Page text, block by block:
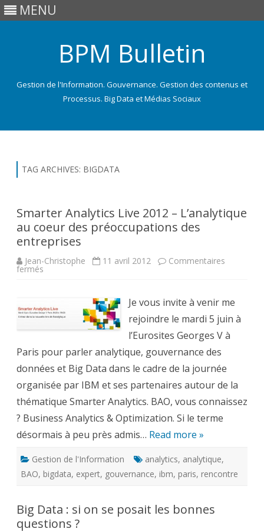
MENU
BPM Bulletin
Gestion de l'Information. Gouvernance. Gestion des contenus et
Processus. Big Data et Médias Sociaux
TAG ARCHIVES: BIGDATA
Smarter Analytics Live 2012 – L’analytique
au coeur des préoccupations des
entreprises
Jean-Christophe 11 avril 2012 Commentaires
fermés
–
L’analytique
préoccupations
des
entreprises
Je vous invite à venir me
rejoindre le mardi 5 juin à
l’Eurosites Georges V à
Paris pour parler analytique, gouvernance des
données et Big Data dans le cadre de la journée
organisée par IBM et ses partenaires autour de la
thématique Smarter Analytics. BAO, vous connaissez
? Business Analytics & Optimization. Si le terme
désormais à peu près admis… Read more »
Gestion de l'Information analytics, analytique,
BAO, bigdata, expert, gouvernance, ibm, paris, rencontre
Big Data : si on se posait les bonnes
questions ?